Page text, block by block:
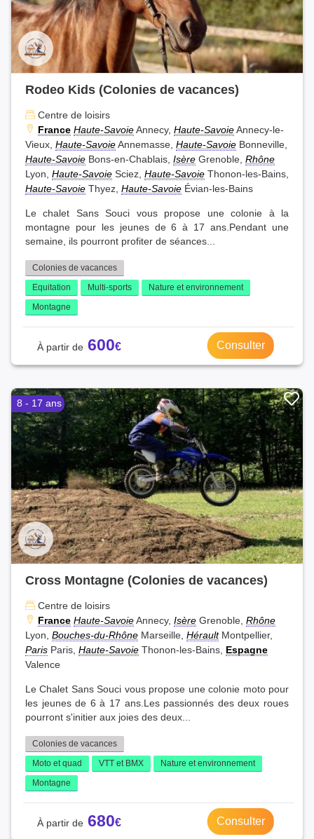
Rodeo Kids (Colonies de vacances)
Centre de loisirs
France Haute-SavoieAnnecy, Haute-SavoieAnnecy-le-
Vieux, Haute-SavoieAnnemasse, Haute-Savoie Bonneville,
Haute-Savoie Bons-en-Chablais, Isère Grenoble, Rhône
Lyon, Haute-Savoie Sciez, Haute-Savoie Thonon-les-Bains,
Haute-Savoie Thyez, Haute-Savoie Évian-les-Bains
Le chalet Sans Souci vous propose une colonie à la
montagne pour les jeunes de 6 à 17 ans.Pendant une
semaine, ils pourront profiter de séances...
Colonies de vacances
Equitation
Multi-sports
Nature et environnement
Montagne
600 Consulter
8 - 17 ans
Cross Montagne (Colonies de vacances)
Centre de loisirs
France Haute-SavoieAnnecy, Isère Grenoble, Rhône
Lyon, Bouches-du-Rhône Marseille, HéraultMontpellier,
Paris Paris, Haute-Savoie Thonon-les-Bains, Espagne
Valence
Le Chalet Sans Souci vous propose une colonie moto pour
les jeunes de 6 à 17 ans.Les passionnés des deux roues
pourront s'initier aux joies des deux...
Colonies de vacances
Moto et quad
VTT et BMX
Nature et environnement
Montagne
680 Consulter